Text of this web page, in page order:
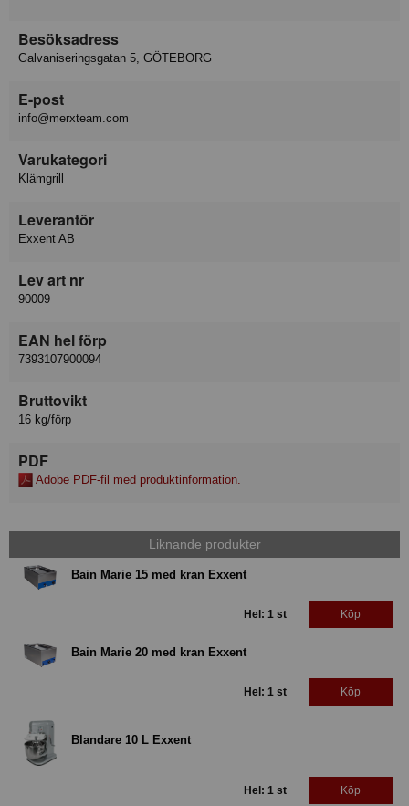
Besöksadress
Galvaniseringsgatan 5, GÖTEBORG
E-post
info@merxteam.com
Varukategori
Klämgrill
Leverantör
Exxent AB
Lev art nr
90009
EAN hel förp
7393107900094
Bruttovikt
16 kg/förp
PDF
Adobe PDF-fil med produktinformation.
Liknande produkter
Bain Marie 15 med kran Exxent
Hel: 1 st Köp
Bain Marie 20 med kran Exxent
Hel: 1 st Köp
Blandare 10 L Exxent
Hel: 1 st Köp